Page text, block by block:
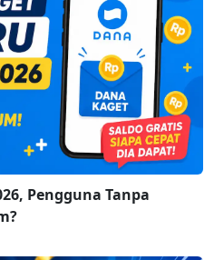
Pengguna Tanpa